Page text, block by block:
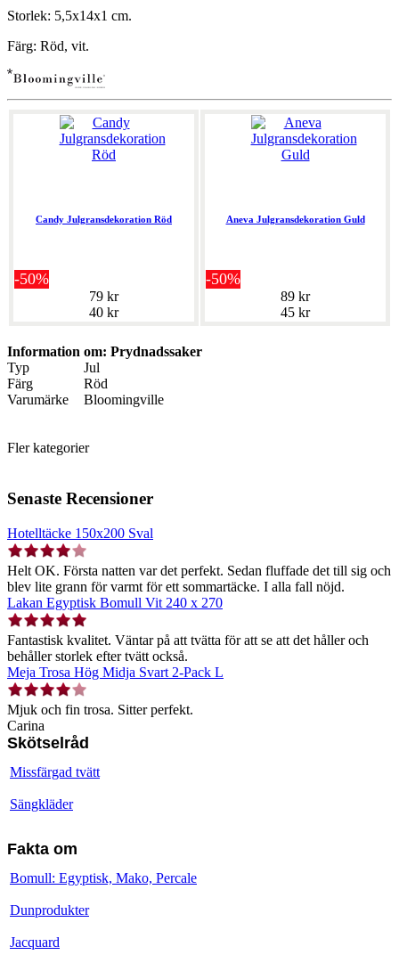
Storlek: 5,5x14x1 cm.
Färg: Röd, vit.
Candy Julgransdekoration Röd
-50%
79 kr
40 kr
Aneva Julgransdekoration Guld
-50%
89 kr
45 kr
Information om: Prydnadssaker
Typ
Jul
Färg
Röd
Varumärke
Bloomingville
Fler kategorier
Senaste Recensioner
Hotelltäcke 150x200 Sval
Helt OK. Första natten var det perfekt. Sedan fluffade det till sig och
blev lite grann för varmt för ett sommartäcke. I alla fall nöjd.
Lakan Egyptisk Bomull Vit 240 x 270
Fantastisk kvalitet. Väntar på att tvätta för att se att det håller och
behåller storlek efter tvätt också.
Meja Trosa Hög Midja Svart 2-Pack L
Mjuk och fin trosa. Sitter perfekt.
Carina
Skötselråd
Missfärgad tvätt
Sängkläder
Fakta om
Bomull: Egyptisk, Mako, Percale
Dunprodukter
Jacquard